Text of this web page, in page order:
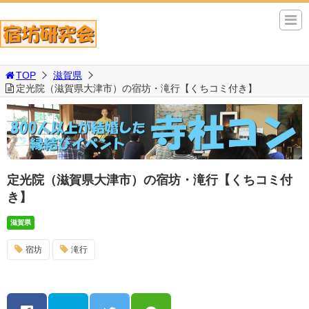
TOP
滋賀県
定光院（滋賀県大津市）の宿坊・滝行【くちコミ付き】
定光院（滋賀県大津市）の宿坊・滝行【くちコミ付
き】
滋賀県
宿坊 滝行